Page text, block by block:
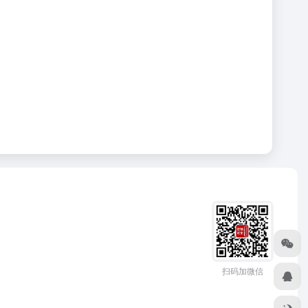
扫码加微信